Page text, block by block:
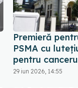
Premieră
PSMA cu
pentru
29 iun 2026, 14:55